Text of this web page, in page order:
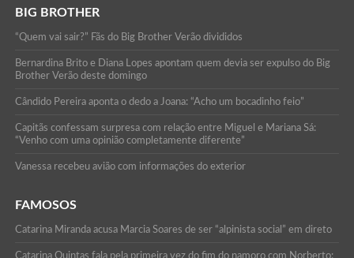
BIG BROTHER
“Quem vai sair?” Fãs do Big Brother Verão divididos
Bernardina Brito e Diana Lopes apontam quem devia ser expulso do Big
Brother Verão deste domingo
Cândido Pereira aponta o dedo a Joana: “Acho um bocadinho feio”
Capitãs confessam surpresa com relação entre Miguel e Mariana Sá:
“Venho com uma opinião completamente diferente”
Vanessa recebeu avião com informações do exterior
FAMOSOS
Catarina Miranda acusa Marcia Soares de ser “alpinista social” em direto
Catarina Quintas fala pela primeira vez do fim do namoro com Norberto: